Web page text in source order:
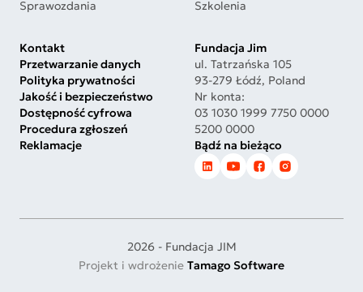
Sprawozdania
Szkolenia
Kontakt
Przetwarzanie danych
Polityka prywatności
Jakość i bezpieczeństwo
Dostępność cyfrowa
Procedura zgłoszeń
Reklamacje
Fundacja Jim
ul. Tatrzańska 105
93-279 Łódź, Poland
Nr konta:
03 1030 1999 7750 0000
5200 0000
Bądź na bieżąco
2026 - Fundacja JIM
Projekt i wdrożenie Tamago Software